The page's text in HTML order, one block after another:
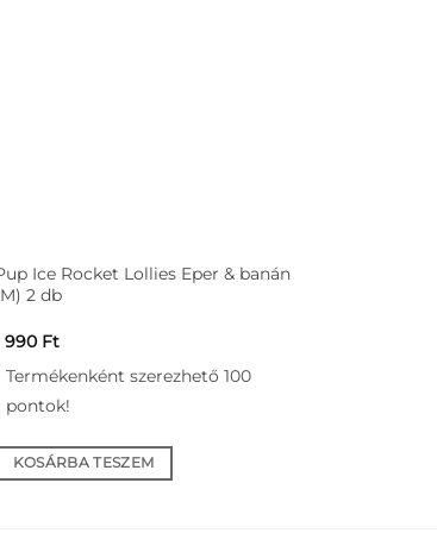
Ice Rocket Lollies Eper & banán
2 db
990 Ft
Termékenként szerezhető 100
pontok!
KOSÁRBA TESZEM